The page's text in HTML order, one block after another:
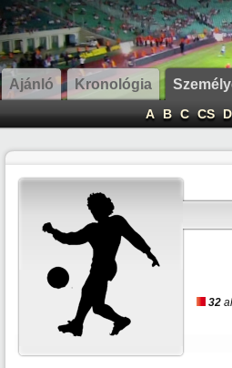
Ajánló Kronológia
A B C CS D
32